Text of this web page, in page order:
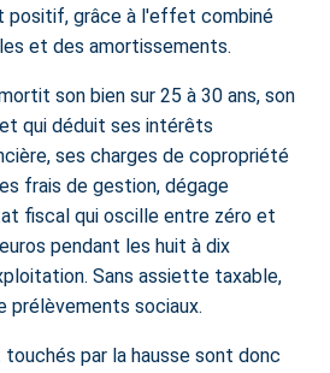
positif, grâce à l'effet combiné
et des amortissements.
son bien sur 25 à 30 ans, son
qui déduit ses intérêts
ses charges de copropriété
frais de gestion, dégage
fiscal qui oscille entre zéro et
pendant les huit à dix
Sans assiette taxable,
prélèvements sociaux.
par la hausse sont donc